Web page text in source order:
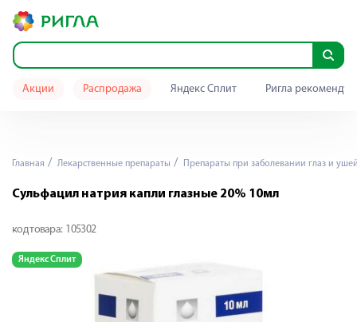
Акции Распродажа Яндекс Сплит Ригла
Главная Лекарственные препараты Препараты при заболевании глаз и
Сульфацил натрия капли глазные 20% 10мл
код товара: 105302
Яндекс Сплит